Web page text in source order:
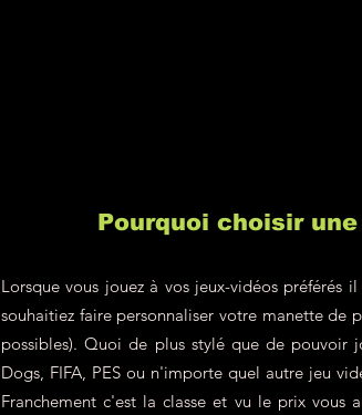
Pourquoi choisir
Lorsque vous jouez à vos jeux-vidéos préférés
souhaitiez faire personnaliser votre manette de
possibles). Quoi de plus stylé que de pouvoir
Dogs, FIFA, PES ou n'importe quel autre jeu
Franchement c'est la classe et vu le prix vous